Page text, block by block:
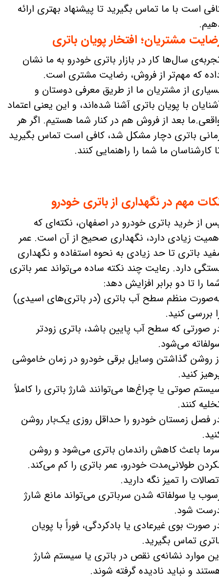
مشتریان؛ افتخار پویان باتری
سال‌ها کار در بازار باتری خودرو به ما نشان
که مهم‌تر از فروش، رضایت مشتری است.
از مشتریان ما از طریق معرفی دوستان و
با پویان باتری آشنا شده‌اند، و این یعنی اعتماد
بعد از فروش هم در کنار شما هستیم. اگر هر
باتری دچار مشکل شد، کافی است تماس بگیرید
کارشناسان ما شما را راهنمایی کنند.
از خرید باتری خودرو در اصفهان، نکته‌ای که
زیادی دارد، نگهداری صحیح از آن است. عمر
باتری تا حد زیادی به نحوه استفاده و نگهداری
دارد. رعایت چند نکته ساده می‌تواند عمر باتری
را تا دو برابر افزایش دهد:
منظم سطح آب باتری (در باتری‌های اسیدی)
بررسی کنید.
صورتی که سطح آب پایین باشد، باتری زودتر
می‌شود.
روشن گذاشتن وسایل برقی خودرو در زمان خاموشی
کنید.
صوتی یا چراغ‌ها می‌توانند شارژ باتری را کاملاً
کنند.
فصل زمستان خودرو را حداقل روزی یک‌بار روشن
باعث کاهش راندمان باتری می‌شود و روشن
طولانی‌مدت خودرو، عمر باتری را کم می‌کند.
را تمیز نگه دارید.
یا سولفاته شدن سرباتری می‌تواند مانع شارژ
شود.
صورت بوی غیرعادی یا بادکردگی، فوراً با پویان
تماس بگیرید.
موارد نشانه‌ی نقص در باتری یا سیستم شارژ
و نباید نادیده گرفته شوند.
است با ما تماس بگیرید تا پیشنهاد بهتری ارائه
مهم در نگهداری از باتری خودرو